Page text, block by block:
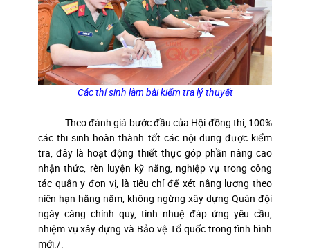
Các thí sinh làm bài kiểm tra lý thuyết
Theo đánh giá bước đầu của Hội đồng thi, 100%
các thi sinh hoàn thành tốt các nội dung được kiểm
tra, đây là hoạt động thiết thực góp phần nâng cao
nhận thức, rèn luyện kỹ năng, nghiệp vụ trong công
tác quân y đơn vị, là tiêu chí để xét nâng lương theo
niên hạn hằng năm, không ngừng xây dựng Quân đội
ngày càng chính quy, tinh nhuệ đáp ứng yêu cầu,
nhiệm vụ xây dựng và Bảo vệ Tổ quốc trong tình hình
mới./.